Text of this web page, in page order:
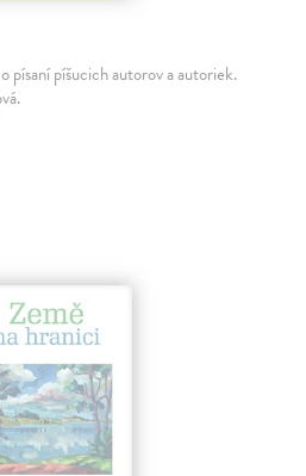
písaní píšucich autorov a autoriek.